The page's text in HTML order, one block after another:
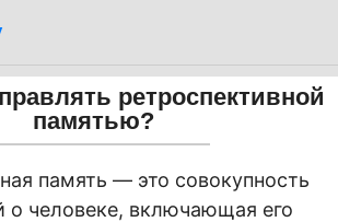
ретроспективной
памятью?
память — это совокупность
о человеке, включающая его